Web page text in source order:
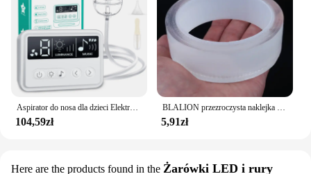
Aspirator do nosa dla dzieci Elektryczny środek do czyszczenia nosa z wbudowaną muzyką i lampką nocną Akumulatorowy nos Booger Sucker dla niemowląt i niemowląt
104,59zł
BLALION przezroczysta naklejka ochraniacz drzwi samochodu taśma odporne na zadrapania bagażnik samochodowy progowa folia ochronna krawędź drzwi ochronna
5,91zł
Here are the products found in the Żarówki LED i rury